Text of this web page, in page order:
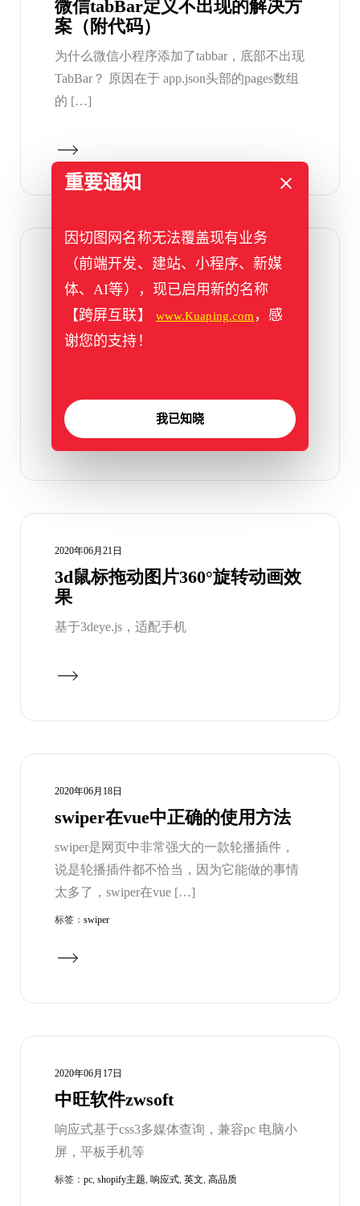
微信tabBar定义不出现的解决方
案（附代码）
为什么微信小程序添加了tabbar，底部不出现
TabBar？ 原因在于 app.json头部的pages数组
的 […]
2020年06月22日
微信小程序echarts使用附实用代
码片段
微信小程序 引入echart 必须给ec-canvas标签
2020年06月21日
3d鼠标拖动图片360°旋转动画效
果
基于3deye.js，适配手机
2020年06月18日
swiper在vue中正确的使用方法
swiper是网页中非常强大的一款轮播插件，
说是轮播插件都不恰当，因为它能做的事情
太多了，swiper在vue […]
标签： swiper
2020年06月17日
中旺软件zwsoft
响应式基于css3多媒体查询，兼容pc 电脑小
屏，平板手机等
标签： pc, shopify主题, 响应式, 英文, 高品质
重要通知
因切图网名称无法覆盖现有业务
（前端开发、建站、小程序、新媒
体、AI等），现已启用新的名称
【跨屏互联】
www.Kuaping.com ，感
谢您的支持！
我已知晓